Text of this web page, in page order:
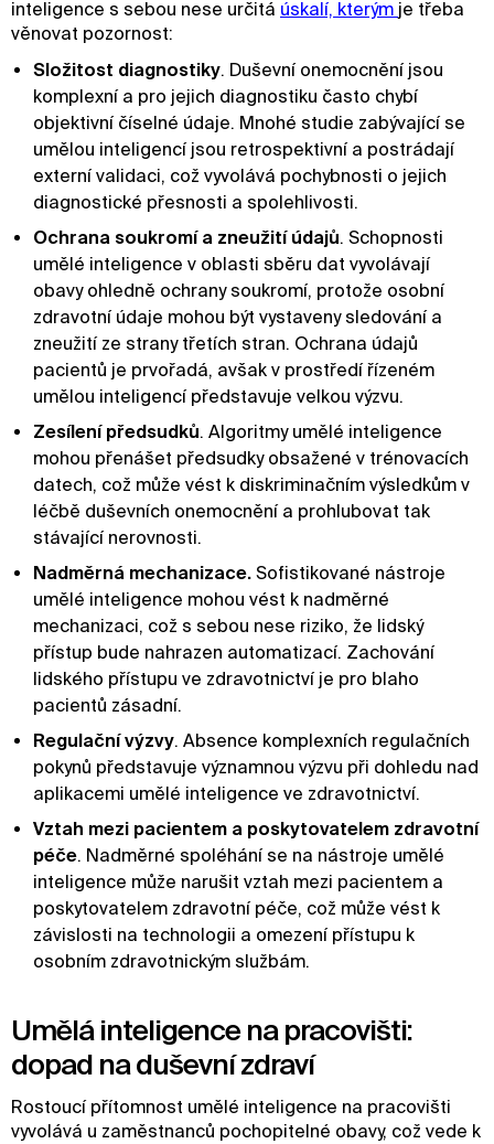
inteligence s sebou nese určitá úskalí, kterým je třeba
věnovat pozornost:
Složitost diagnostiky. Duševní onemocnění jsou
komplexní a pro jejich diagnostiku často chybí
objektivní číselné údaje. Mnohé studie zabývající se
umělou inteligencí jsou retrospektivní a postrádají
externí validaci, což vyvolává pochybnosti o jejich
diagnostické přesnosti a spolehlivosti.
Ochrana soukromí a zneužití údajů. Schopnosti
umělé inteligence v oblasti sběru dat vyvolávají
obavy ohledně ochrany soukromí, protože osobní
zdravotní údaje mohou být vystaveny sledování a
zneužití ze strany třetích stran. Ochrana údajů
pacientů je prvořadá, avšak v prostředí řízeném
umělou inteligencí představuje velkou výzvu.
Zesílení předsudků. Algoritmy umělé inteligence
mohou přenášet předsudky obsažené v trénovacích
datech, což může vést k diskriminačním výsledkům v
léčbě duševních onemocnění a prohlubovat tak
stávající nerovnosti.
Nadměrná mechanizace. Sofistikované nástroje
umělé inteligence mohou vést k nadměrné
mechanizaci, což s sebou nese riziko, že lidský
přístup bude nahrazen automatizací. Zachování
lidského přístupu ve zdravotnictví je pro blaho
pacientů zásadní.
Regulační výzvy. Absence komplexních regulačních
pokynů představuje významnou výzvu při dohledu nad
aplikacemi umělé inteligence ve zdravotnictví.
Vztah mezi pacientem a poskytovatelem zdravotní
péče. Nadměrné spoléhání se na nástroje umělé
inteligence může narušit vztah mezi pacientem a
poskytovatelem zdravotní péče, což může vést k
závislosti na technologii a omezení přístupu k
osobním zdravotnickým službám.
Umělá inteligence na pracovišti:
dopad na duševní zdraví
Rostoucí přítomnost umělé inteligence na pracovišti
vyvolává u zaměstnanců pochopitelné obavy, což vede k